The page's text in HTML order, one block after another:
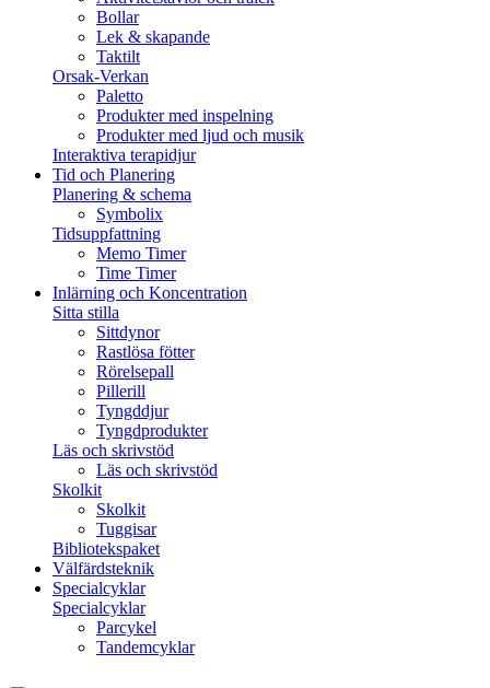
Bollar
Lek & skapande
Taktilt
Orsak-Verkan
Paletto
Produkter med inspelning
Produkter med ljud och musik
Interaktiva terapidjur
Tid och Planering
Planering & schema
Symbolix
Tidsuppfattning
Memo Timer
Time Timer
Inlärning och Koncentration
Sitta stilla
Sittdynor
Rastlösa fötter
Rörelsepall
Pillerill
Tyngddjur
Tyngdprodukter
Läs och skrivstöd
Läs och skrivstöd
Skolkit
Skolkit
Tuggisar
Bibliotekspaket
Välfärdsteknik
Specialcyklar
Specialcyklar
Parcykel
Tandemcyklar